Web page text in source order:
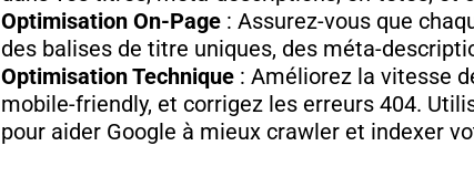
Optimisation On-Page: Assurez-vous que
des balises de titre uniques, des méta-
Optimisation Technique: Améliorez la vitesse
mobile-friendly, et corrigez les erreurs 404.
pour aider Google à mieux crawler et indexer